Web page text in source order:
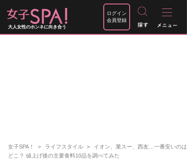
大人女性のホンネに向き合う
ログイン
会員登録
女子SPA！ ライフスタイル
イオン、業スー、西友…一番安いのは
どこ？ 値上げ後の主要食料10品を調べてみた